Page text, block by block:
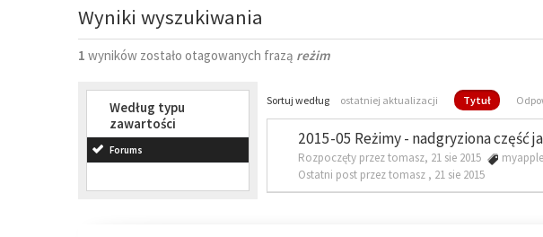
Wyniki wyszukiwania
1 wyników zostało otagowanych frazą reżim
Według typu
zawartości
Forums
Sortuj według ostatniej aktualizacji Tytuł
2015-05 Reżimy - nadgryziona część
Rozpoczęty przez tomasz, 21 sie 2015
Ostatni post przez tomasz , 21 sie 2015